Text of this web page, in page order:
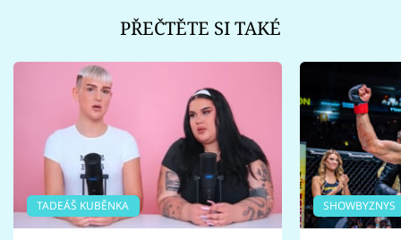
PŘEČTĚTE SI TAKÉ
TADEÁŠ KUBĚNKA SHOWBYZNYS